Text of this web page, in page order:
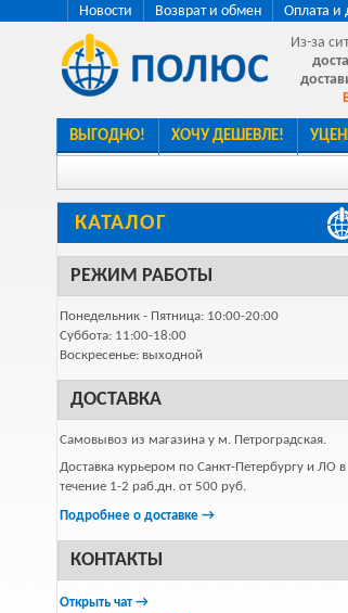
Новости Возврат и обмен Оплата и
Из-за
ВЫГОДНО! ХОЧУ ДЕШЕВЛЕ!
КАТАЛОГ
РЕЖИМ РАБОТЫ
Понедельник - Пятница: 10:00-20:00
Суббота: 11:00-18:00
Воскресенье: выходной
ДОСТАВКА
Самовывоз из магазина у м. Петроградская.
Доставка курьером по Санкт-Петербургу и ЛО в
течение 1-2 раб.дн. от 500 руб.
Подробнее о доставке →
КОНТАКТЫ
Открыть чат →